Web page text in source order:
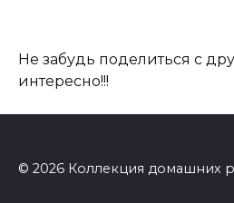
Не забудь поделиться с
интересно!!!
© 2026 Коллекция домашних